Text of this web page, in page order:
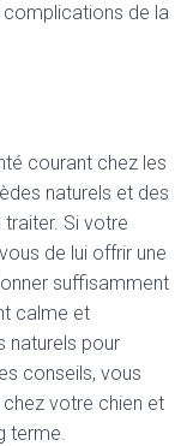
complications de la
courant chez les
naturels et des
Si votre
de lui offrir une
suffisamment
calme et
naturels pour
conseils, vous
votre chien et
terme.